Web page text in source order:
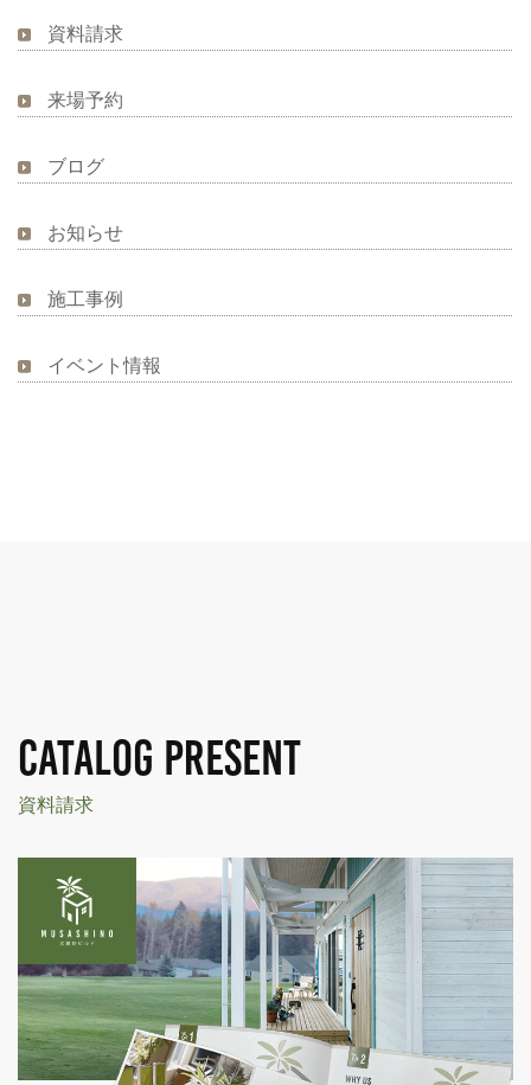
資料請求
来場予約
ブログ
お知らせ
施工事例
イベント情報
CATALOG PRESENT
資料請求